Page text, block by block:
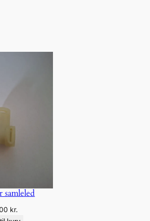
samleled
kr.